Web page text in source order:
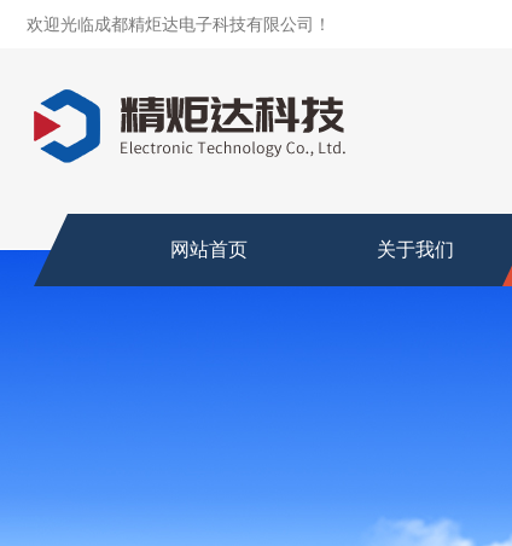
欢迎光临成都精炬达电子科技有限公司！
网站首页 关于我们